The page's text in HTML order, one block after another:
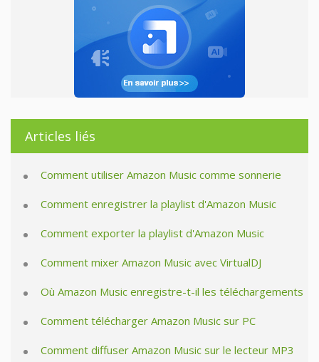
Articles liés
Comment utiliser Amazon Music comme sonnerie
Comment enregistrer la playlist d'Amazon Music
Comment exporter la playlist d'Amazon Music
Comment mixer Amazon Music avec VirtualDJ
Où Amazon Music enregistre-t-il les téléchargements
Comment télécharger Amazon Music sur PC
Comment diffuser Amazon Music sur le lecteur MP3